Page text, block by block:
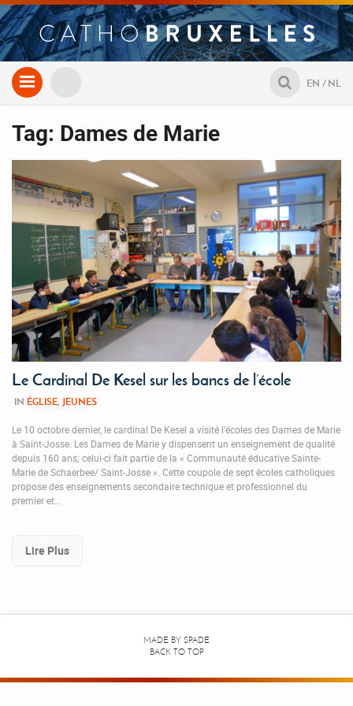
Aller
au
NL
EN
Tag: Dames de Marie
Le Cardinal De Kesel sur les bancs de l’école
IN ÉGLISE, JEUNES
Le 10 octobre dernier, le cardinal De Kesel a visité l’écoles des Dames de Marie
à Saint-Josse. Les Dames de Marie y dispensent un enseignement de qualité
depuis 160 ans; celui-ci fait partie de la « Communauté éducative Sainte-
Marie de Schaerbee/ Saint-Josse ». Cette coupole de sept écoles catholiques
propose des enseignements secondaire technique et professionnel du
premier et…
Lire Plus
MADE BY SPADE
BACK TO TOP